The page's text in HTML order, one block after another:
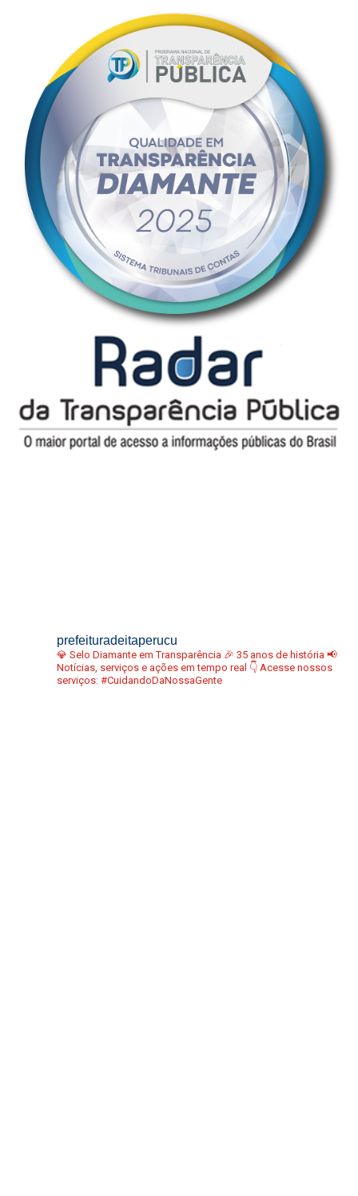
prefeituradeitaperucu
💎 Selo Diamante em Transparência 🎉 35 anos de história 📢
Notícias, serviços e ações em tempo real 👇 Acesse nossos
serviços: #CuidandoDaNossaGente